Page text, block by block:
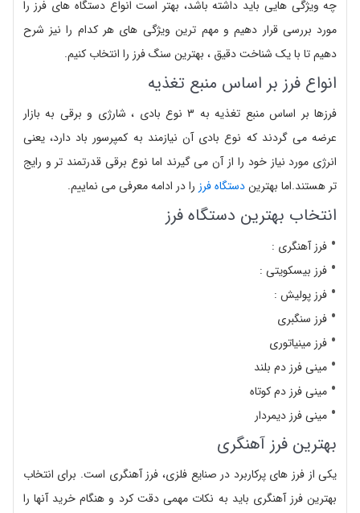
چه ویژگی هایی باید داشته باشد، بهتر است انواع دستگاه های فرز را
مورد بررسی قرار دهیم و مهم ترین ویژگی های هر کدام را نیز شرح
دهیم تا با یک شناخت دقیق ، بهترین سنگ فرز را انتخاب کنیم.
انواع فرز بر اساس منبع تغذیه
فرزها بر اساس منبع تغذیه به ۳ نوع بادی ، شارژی و برقی به بازار
عرضه می گردند که نوع بادی آن نیازمند به کمپرسور باد دارد، یعنی
انرژی مورد نیاز خود را از آن می گیرند اما نوع برقی قدرتمند تر و رایج
تر هستند.اما بهتریندستگاه فرز را در ادامه معرفی می نماییم.
انتخاب بهترین دستگاه فرز
فرز آهنگری :
فرز بیسکویتی :
فرز پولیش :
فرز سنگبری
فرز مینیاتوری
مینی فرز دم بلند
مینی فرز دم کوتاه
مینی فرز دیمردار
بهترین فرز آهنگری
یکی از فرز های پرکاربرد در صنایع فلزی، فرز آهنگری است. برای انتخاب
بهترین فرز آهنگری باید به نکات مهمی دقت کرد و هنگام خرید آنها را